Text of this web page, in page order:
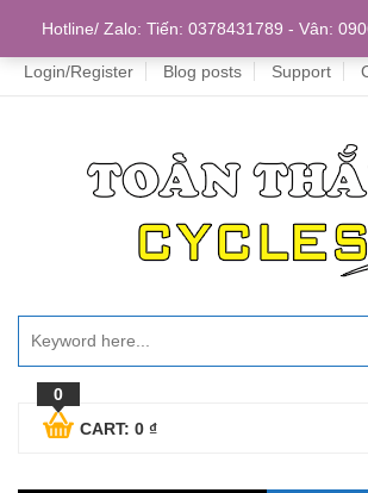
Home
Login/Register Blog posts Support
0
CART: 0 ₫
Hotline/ Zalo: Tiến: 0378431789 - Vân: